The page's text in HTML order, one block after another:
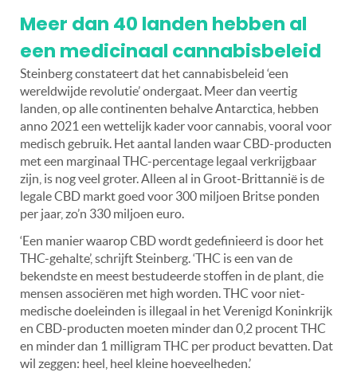
Meer dan 40 landen hebben al
een medicinaal cannabisbeleid
Steinberg constateert dat het cannabisbeleid ‘een
wereldwijde revolutie’ ondergaat. Meer dan veertig
landen, op alle continenten behalve Antarctica, hebben
anno 2021 een wettelijk kader voor cannabis, vooral voor
medisch gebruik. Het aantal landen waar CBD-producten
met een marginaal THC-percentage legaal verkrijgbaar
zijn, is nog veel groter. Alleen al in Groot-Brittannië is de
legale CBD markt goed voor 300 miljoen Britse ponden
per jaar, zo’n 330 miljoen euro.
‘Een manier waarop CBD wordt gedefinieerd is door het
THC-gehalte’, schrijft Steinberg. ‘THC is een van de
bekendste en meest bestudeerde stoffen in de plant, die
mensen associëren met high worden. THC voor niet-
medische doeleinden is illegaal in het Verenigd Koninkrijk
en CBD-producten moeten minder dan 0,2 procent THC
en minder dan 1 milligram THC per product bevatten. Dat
wil zeggen: heel, heel kleine hoeveelheden.’